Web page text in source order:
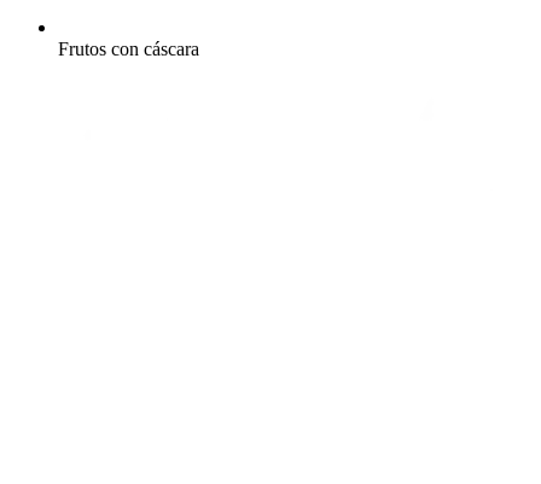
Frutos con cáscara